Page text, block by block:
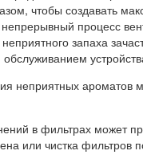
чтобы создавать
процесс
запаха
неприятных ароматов
в фильтрах может
или чистка фильтров